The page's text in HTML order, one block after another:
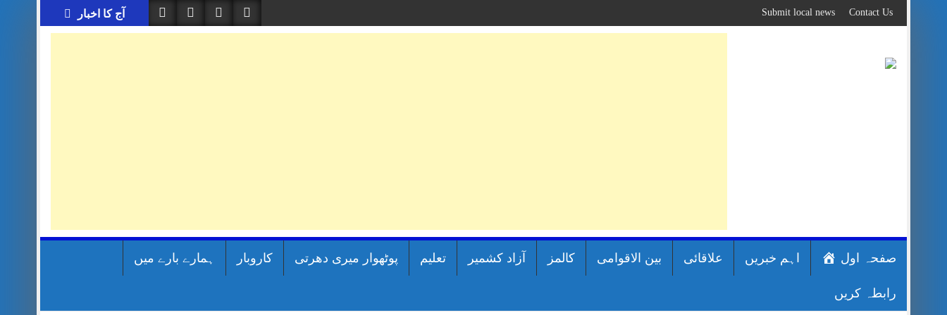
to
content
آج کا اخبار Contact Us
Submit local news
صفحہ اول اہم خبریں علاقائی بین الاقوامی کالمز آزاد کشمیر تعلیم پوٹھوار میری دھرتی کاروبار ہمارے بارے میں
رابطہ کریں